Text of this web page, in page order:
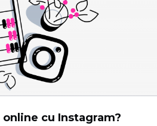
cu Instagram?